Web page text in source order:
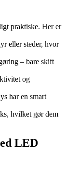
praktiske. Her er
eller steder, hvor
– bare skift
og
har en smart
hvilket gør dem
LED